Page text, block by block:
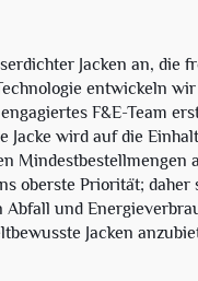
Jacken an, die
entwickeln wir
F&E-Team
Jacke wird auf die
Mindestbestellmengen
oberste Priorität; daher
und
Jacken